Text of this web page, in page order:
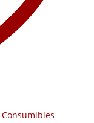
Consumibles